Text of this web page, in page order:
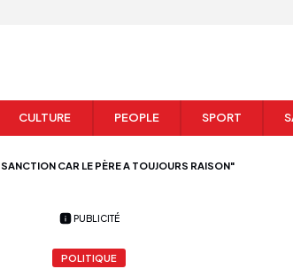
CULTURE PEOPLE SPORT
CAR LE PÈRE A TOUJOURS RAISON"
PUBLICITÉ
POLITIQUE